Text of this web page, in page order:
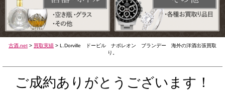
古酒.net > 買取実績 > L.Dorville ドービル ナポレオン ブランデー 海外の洋酒出張買取
り。
ご成約ありがとうございます！